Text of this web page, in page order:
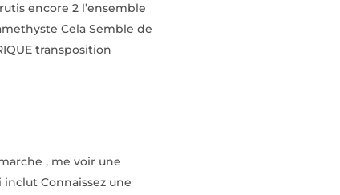
encore 2 l’ensemble
Cela Semble de
transposition
, me voir une
Connaissez une